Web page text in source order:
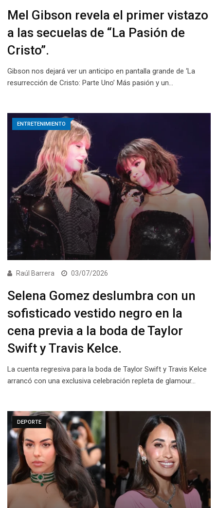
Mel Gibson revela el primer vistazo
a las secuelas de “La Pasión de
Cristo”.
Gibson nos dejará ver un anticipo en pantalla grande de ‘La
resurrección de Cristo: Parte Uno’ Más pasión y un…
ENTRETENIMIENTO
Raúl Barrera 03/07/2026
Selena Gomez deslumbra con un
sofisticado vestido negro en la
cena previa a la boda de Taylor
Swift y Travis Kelce.
La cuenta regresiva para la boda de Taylor Swift y Travis Kelce
arrancó con una exclusiva celebración repleta de glamour…
DEPORTE